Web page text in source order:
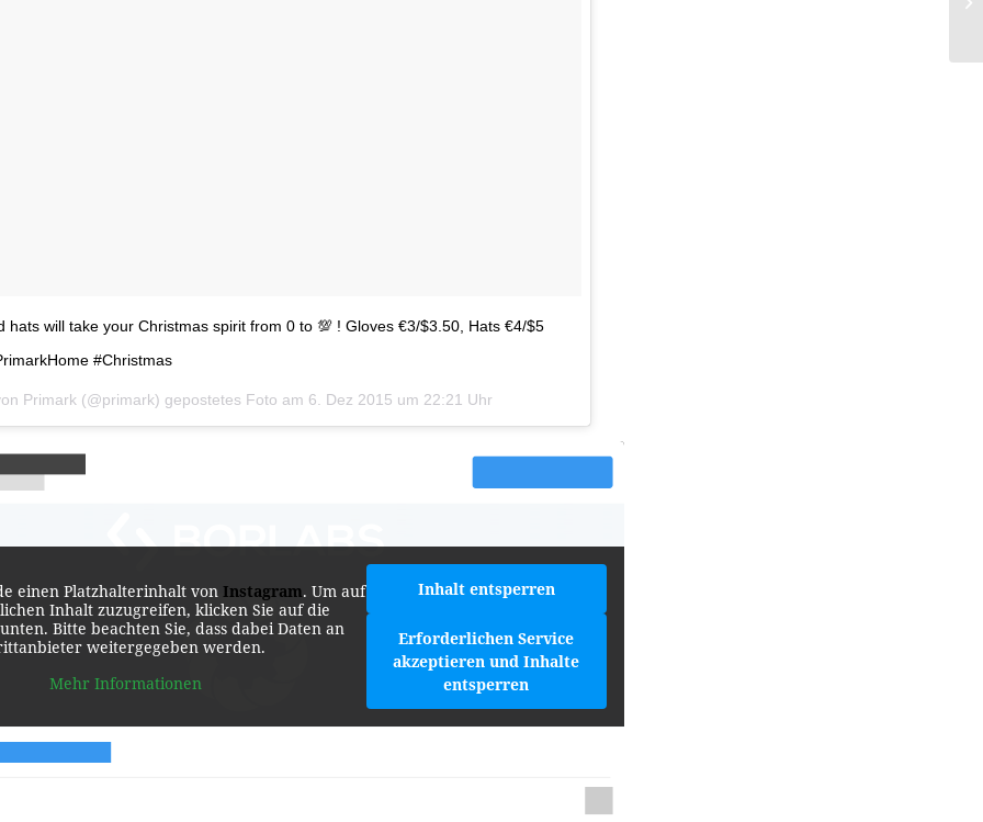
hats will take your Christmas spirit from 0 to 💯 ! Gloves €3/$3.50, Hats €4/$5
#Christmas
Primark (@primark) gepostetes Foto am 6. Dez 2015 um 22:21 Uhr
einen Platzhalterinhalt von Instagram. Um auf
Inhalt zuzugreifen, klicken Sie auf die
Bitte beachten Sie, dass dabei Daten an
weitergegeben werden.
Mehr Informationen
Inhalt entsperren
Erforderlichen Service
akzeptieren und Inhalte
entsperren